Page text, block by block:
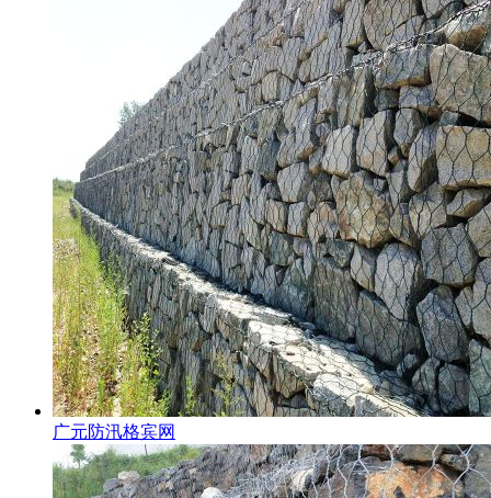
广元防汛格宾网